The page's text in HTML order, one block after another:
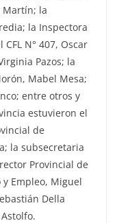
Martín; la
la Inspectora
N° 407, Oscar
Pazos; la
Mabel Mesa;
entre otros y
estuvieron el
de
la subsecretaria
Provincial de
y Empleo, Miguel
Della